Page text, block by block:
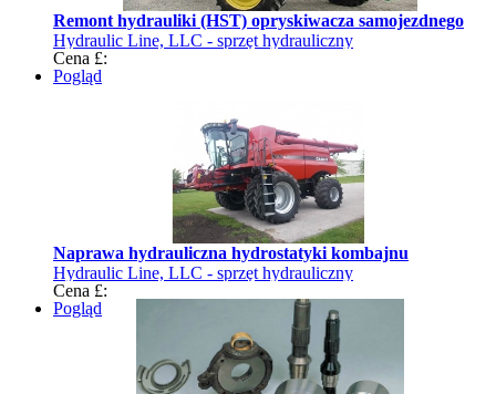
Remont hydrauliki (HST) opryskiwacza samojezdnego
Hydraulic Line, LLC - sprzęt hydrauliczny
Cena £:
Pogląd
Naprawa hydrauliczna hydrostatyki kombajnu
Hydraulic Line, LLC - sprzęt hydrauliczny
Cena £:
Pogląd